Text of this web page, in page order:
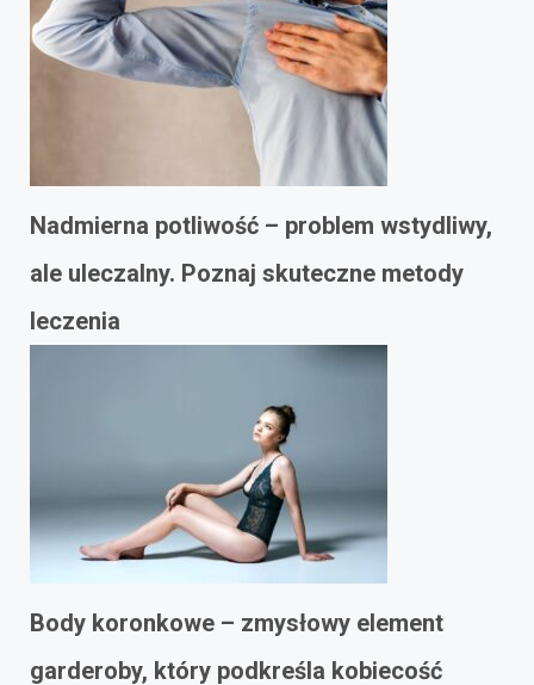
Nadmierna potliwość – problem wstydliwy,
ale uleczalny. Poznaj skuteczne metody
leczenia
Body koronkowe – zmysłowy element
garderoby, który podkreśla kobiecość